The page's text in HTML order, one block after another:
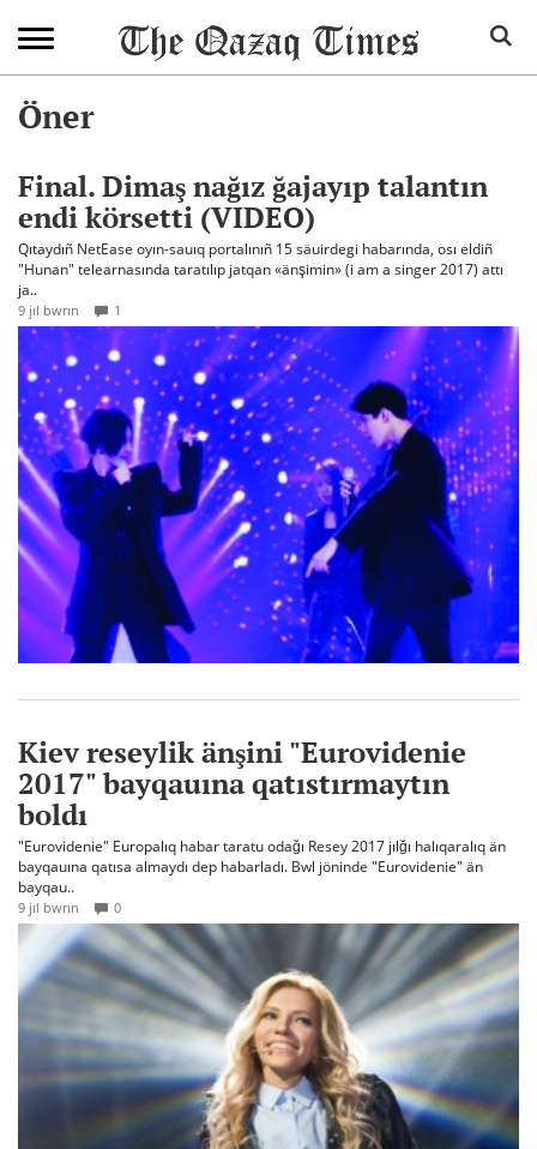
Öner
Final. Dimaş nağız ğajayıp talantın
endi körsetti (VIDEO)
Qıtaydıñ NetEase oyın-sauıq portalınıñ 15 säuirdegi habarında, osı eldiñ
"Hunan" telearnasında taratılıp jatqan «änşimin» (i am a singer 2017) attı
ja..
9 jıl bwrın 1
Kiev reseylik änşini "Eurovidenie
2017" bayqauına qatıstırmaytın
boldı
"Eurovidenie" Europalıq habar taratu odağı Resey 2017 jılğı halıqaralıq än
bayqauına qatısa almaydı dep habarladı. Bwl jöninde "Eurovidenie" än
bayqau..
9 jıl bwrın 0